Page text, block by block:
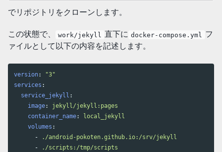
でリポジトリをクローンします。
この状態で、 work/jekyll 直下に docker-compose.yml
フ
ァイルとして以下の内容を記述します。
version: "3"
services :
service_jekyll :
image:
jekyll/jekyll:pages
container_name:
local_jekyll
volumes :
-
./android-pokoten.github.io:/srv/jekyll
-
./scripts:/tmp/scripts